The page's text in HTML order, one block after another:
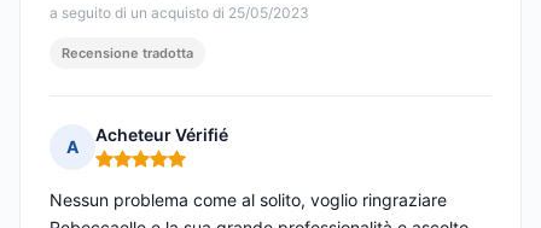
a seguito di un acquisto di 25/05/2023
Recensione tradotta
A
Acheteur Vérifié
Nota: 5 su 5
Nessun problema come al solito, voglio ringraziare